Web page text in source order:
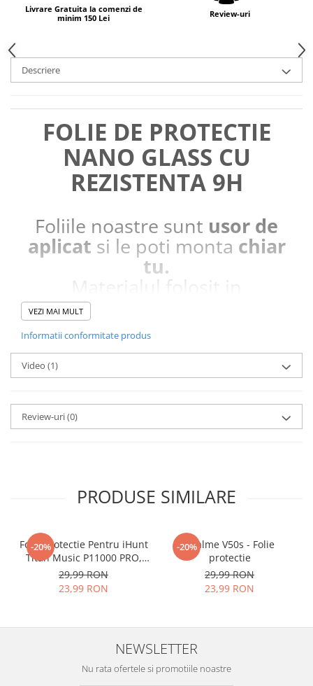
Livrare Gratuita la comenzi de
minim 150 Lei
Review-uri
Descriere
FOLIE DE PROTECTIE
NANO GLASS CU
REZISTENTA 9H
Foliile noastre sunt usor de
aplicat si le poti monta chiar
tu.
Materialul folosit in
producerea foliilor
sticla pe care o stim cu totii, ci
esteNano Glassflexibil.
Acesta NU SE
ascutite si periculoase.
INTARESTEecranul!
Folia avand rezistenta 9H la
zgarieturi, asigura si un aspect
imaculat ecranului pe timp
indelungat
functionalitatea normala si
utilizarea confortabila a
telefonului.
VEZI MAI MULT
Informatii conformitate produs
Video (1)
Review-uri(0)
PRODUSE SIMILARE
-20%
Folie Protectie Pentru iHunt
Titan Music P11000 PRO,
VDOO
29,99 RON
23,99 RON
-20%
Realme V50s - Folie
protectie
29,99 RON
23,99 RON
NEWSLETTER
Nu rata ofertele si promotiile noastre